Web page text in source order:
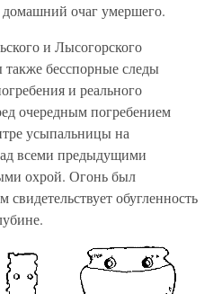
очаг умершего.
и Лысогорского
бесспорные следы
и реального
очередным погребением
усыпальницы на
всеми предыдущими
охрой. Огонь был
обугленность